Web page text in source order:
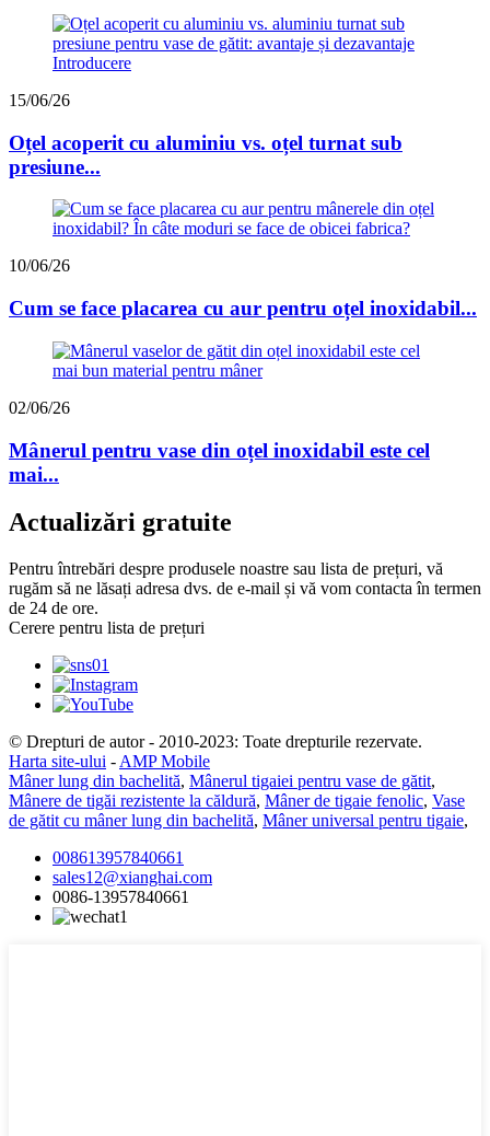
15/06/26
Oțel acoperit cu aluminiu vs. oțel turnat sub
presiune...
10/06/26
Cum se face placarea cu aur pentru oțel inoxidabil...
02/06/26
Mânerul pentru vase din oțel inoxidabil este cel
mai...
Actualizări gratuite
Pentru întrebări despre produsele noastre sau lista de prețuri, vă
rugăm să ne lăsați adresa dvs. de e-mail și vă vom contacta în termen
de 24 de ore.
Cerere pentru lista de prețuri
© Drepturi de autor - 2010-2023: Toate drepturile rezervate.
Harta site-ului - AMP Mobile
Mâner lung din bachelită, Mânerul tigaiei pentru vase de gătit,
Mânere de tigăi rezistente la căldură, Mâner de tigaie fenolic, Vase
de gătit cu mâner lung din bachelită, Mâner universal pentru tigaie,
008613957840661
sales12@xianghai.com
0086-13957840661